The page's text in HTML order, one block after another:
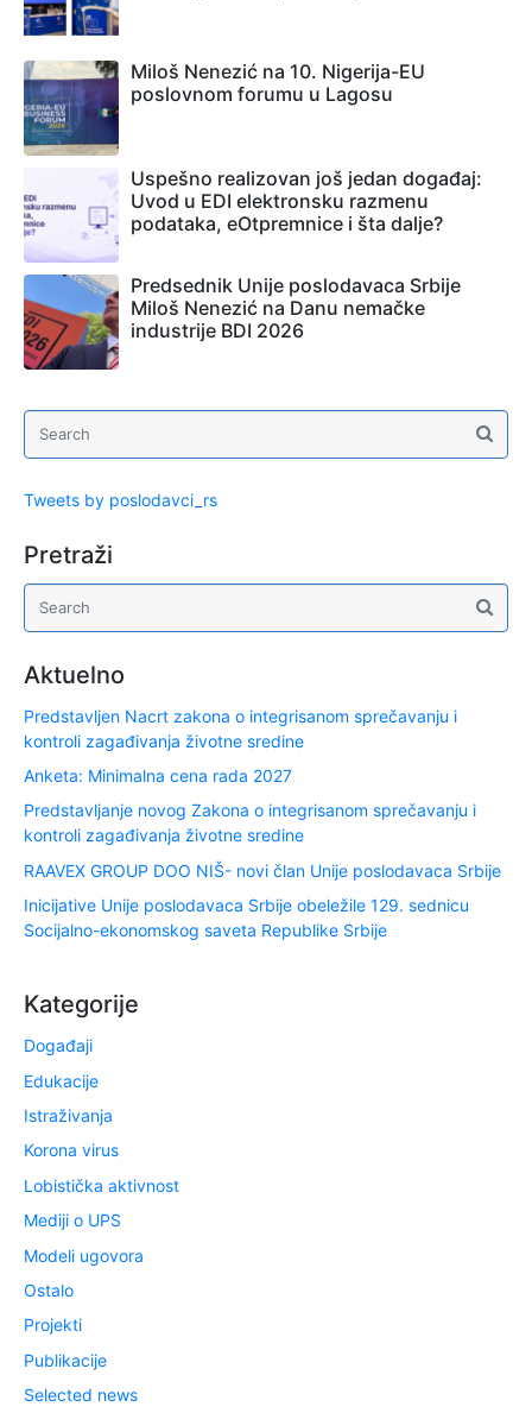
Miloš Nenezić na 10. Nigerija-EU
poslovnom forumu u Lagosu
Uspešno realizovan još jedan događaj:
Uvod u EDI elektronsku razmenu
podataka, eOtpremnice i šta dalje?
Predsednik Unije poslodavaca Srbije
Miloš Nenezić na Danu nemačke
industrije BDI 2026
Tweets by poslodavci_rs
Pretraži
Aktuelno
Predstavljen Nacrt zakona o integrisanom sprečavanju i
kontroli zagađivanja životne sredine
Anketa: Minimalna cena rada 2027
Predstavljanje novog Zakona o integrisanom sprečavanju i
kontroli zagađivanja životne sredine
RAAVEX GROUP DOO NIŠ- novi član Unije poslodavaca Srbije
Inicijative Unije poslodavaca Srbije obeležile 129. sednicu
Socijalno-ekonomskog saveta Republike Srbije
Kategorije
Događaji
Edukacije
Istraživanja
Korona virus
Lobistička aktivnost
Mediji o UPS
Modeli ugovora
Ostalo
Projekti
Publikacije
Selected news